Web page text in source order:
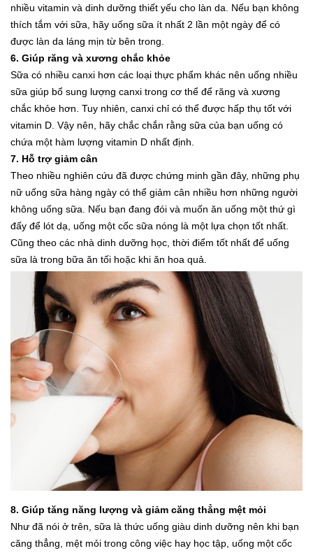
nhiều vitamin và dinh dưỡng thiết yếu cho làn da. Nếu bạn không
thích tắm với sữa, hãy uống sữa ít nhất 2 lần một ngày để có
được làn da láng mịn từ bên trong.
6. Giúp răng và xương chắc khỏe
Sữa có nhiều canxi hơn các loại thực phẩm khác nên uống nhiều
sữa giúp bổ sung lượng canxi trong cơ thể để răng và xương
chắc khỏe hơn. Tuy nhiên, canxi chỉ có thể được hấp thụ tốt với
vitamin D. Vậy nên, hãy chắc chắn rằng sữa của bạn uống có
chứa một hàm lượng vitamin D nhất định.
7. Hỗ trợ giảm cân
Theo nhiều nghiên cứu đã được chứng minh gần đây, những phụ
nữ uống sữa hàng ngày có thể giảm cân nhiều hơn những người
không uống sữa. Nếu bạn đang đói và muốn ăn uống một thứ gì
đấy để lót dạ, uống một cốc sữa nóng là một lựa chọn tốt nhất.
Cũng theo các nhà dinh dưỡng học, thời điểm tốt nhất để uống
sữa là trong bữa ăn tối hoặc khi ăn hoa quả.
8. Giúp tăng năng lượng và giảm căng thẳng mệt mỏi
Như đã nói ở trên, sữa là thức uống giàu dinh dưỡng nên khi bạn
căng thẳng, mệt mỏi trong công việc hay học tập, uống một cốc